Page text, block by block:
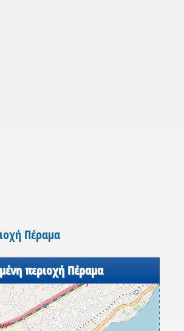
Πέραμα
περιοχή Πέραμα